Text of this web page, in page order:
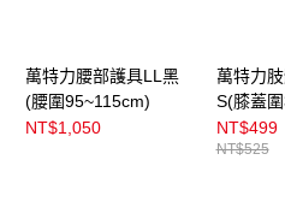
付款後門市自取
每筆NT$100，滿NT$399(含以上)免
萬特力腰部護具LL黑
(腰圍95~115cm)
NT$1,050
萬特力
S(膝蓋
NT$499
NT$525